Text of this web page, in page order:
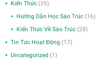
Kiến Thức (35)
Hướng Dẫn Học Sáo Trúc (16)
Kiến Thức Về Sáo Trúc (28)
Tin Tức Hoạt Động (17)
Uncategorized (1)